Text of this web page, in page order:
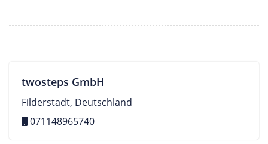
twosteps GmbH
Filderstadt, Deutschland
071148965740